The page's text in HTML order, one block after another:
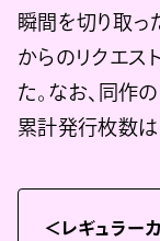
瞬間を切り取っ
からのリクエス
た。なお、同作
累計発行枚数は
＜レギュラー